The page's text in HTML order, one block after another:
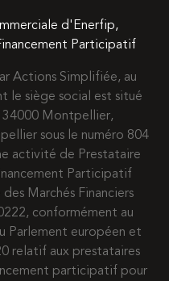
d'Enerfip,
Participatif
Actions Simplifiée, au
le siège social est situé
34000 Montpellier,
sous le numéro 804
activité de Prestataire
Participatif
Marchés Financiers
conformément au
Parlement européen et
relatif aux prestataires
participatif pour